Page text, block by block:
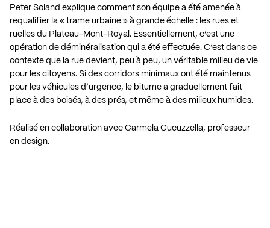
Peter Soland explique comment son équipe a été amenée à
requalifier la « trame urbaine » à grande échelle : les rues et
ruelles du Plateau-Mont-Royal. Essentiellement, c’est une
opération de déminéralisation qui a été effectuée. C’est dans ce
contexte que la rue devient, peu à peu, un véritable milieu de vie
pour les citoyens. Si des corridors minimaux ont été maintenus
pour les véhicules d’urgence, le bitume a graduellement fait
place à des boisés, à des prés, et même à des milieux humides.
Réalisé en collaboration avec Carmela Cucuzzella, professeur
en design.